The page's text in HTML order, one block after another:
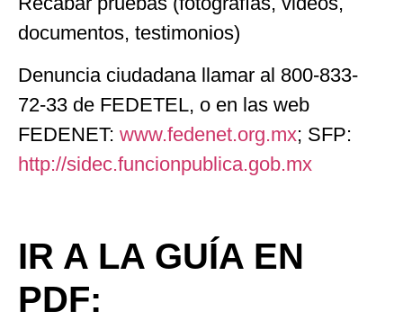
documentos, testimonios)
Denuncia ciudadana llamar al 800-833-
72-33 de FEDETEL, o en las web
FEDENET: www.fedenet.org.mx; SFP:
http://sidec.funcionpublica.gob.mx
IR A LA GUÍA EN
PDF: